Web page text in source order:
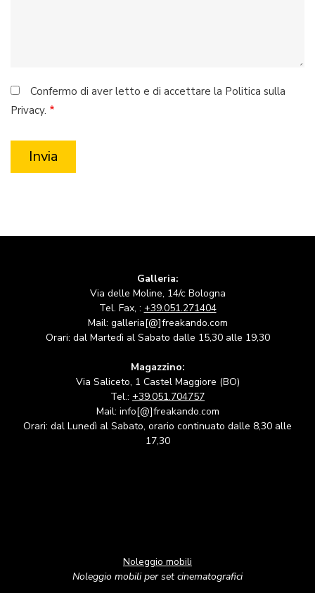
Confermo di aver letto e di accettare la Politica sulla
Privacy.
Galleria:
Via delle Moline, 14/c Bologna
Tel. Fax, : +39.051.271404
Mail: galleria[@]freakando.com
Orari: dal Martedì al Sabato dalle 15,30 alle 19,30
Magazzino:
Via Saliceto, 1 Castel Maggiore (BO)
Tel.: +39.051.704757
Mail: info[@]freakando.com
Orari: dal Lunedì al Sabato, orario continuato dalle 8,30 alle
17,30
Noleggio mobili
Noleggio mobili per set cinematografici